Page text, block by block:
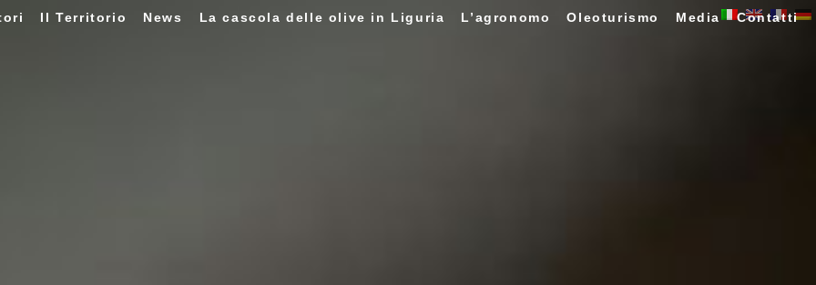
Il Territorio News La cascola delle olive in Liguria L’agronomo Oleoturismo Media Contatti